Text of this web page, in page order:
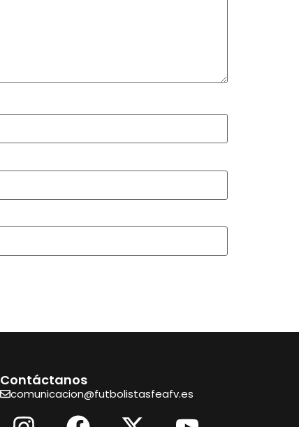
Contáctanos
comunicacion@futbolistasfeafv.es